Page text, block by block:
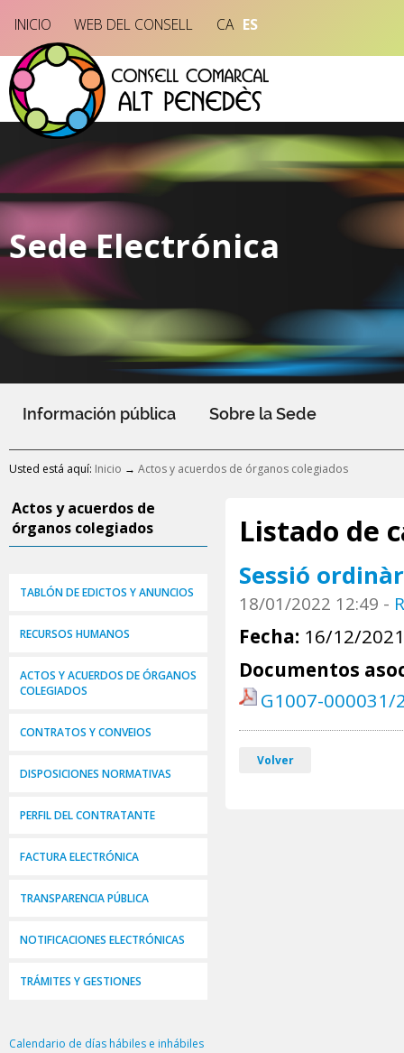
INICIO WEB DEL CONSELL CA ES
Sede Electrónica
Información pública Sobre la Sede
Usted está aquí: Inicio → Actos y acuerdos de órganos colegiados
Actos y acuerdos de
órganos colegiados
TABLÓN DE EDICTOS Y ANUNCIOS
RECURSOS HUMANOS
ACTOS Y ACUERDOS DE ÓRGANOS
COLEGIADOS
CONTRATOS Y CONVEIOS
DISPOSICIONES NORMATIVAS
PERFIL DEL CONTRATANTE
FACTURA ELECTRÓNICA
TRANSPARENCIA PÚBLICA
NOTIFICACIONES ELECTRÓNICAS
TRÁMITES Y GESTIONES
Calendario de días hábiles e inhábiles
Listado de
Sessió
18/01/2022 12:49 -
Fecha: 16/12/2021
Documentos
G1007-000031/
Volver